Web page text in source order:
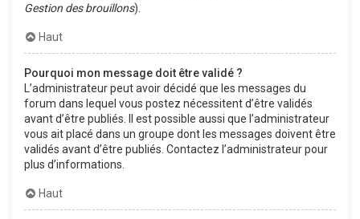
Gestion des brouillons).
Haut
Pourquoi mon message doit être validé ?
L’administrateur peut avoir décidé que les messages du
forum dans lequel vous postez nécessitent d’être validés
avant d’être publiés. Il est possible aussi que l’administrateur
vous ait placé dans un groupe dont les messages doivent être
validés avant d’être publiés. Contactez l’administrateur pour
plus d’informations.
Haut